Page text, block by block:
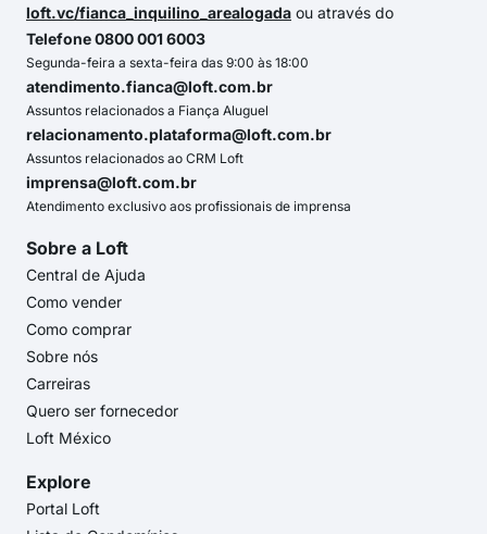
loft.vc/fianca_inquilino_arealogada ou através do
Telefone 0800 001 6003
Segunda-feira a sexta-feira das 9:00 às 18:00
atendimento.fianca@loft.com.br
Assuntos relacionados a Fiança Aluguel
relacionamento.plataforma@loft.com.br
Assuntos relacionados ao CRM Loft
imprensa@loft.com.br
Atendimento exclusivo aos profissionais de imprensa
Sobre a Loft
Central de Ajuda
Como vender
Como comprar
Sobre nós
Carreiras
Quero ser fornecedor
Loft México
Explore
Portal Loft